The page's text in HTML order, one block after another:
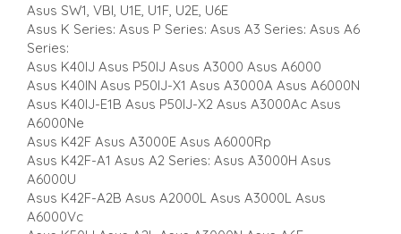
Asus SW1, VBI, U1E, U1F, U2E, U6E
Asus K Series: Asus P Series: Asus A3 Series: Asus A6
Series:
Asus K40IJ Asus P50IJ Asus A3000 Asus A6000
Asus K40IN Asus P50IJ-X1 Asus A3000A Asus A6000N
Asus K40IJ-E1B Asus P50IJ-X2 Asus A3000Ac Asus
A6000Ne
Asus K42F Asus A3000E Asus A6000Rp
Asus K42F-A1 Asus A2 Series: Asus A3000H Asus
A6000U
Asus K42F-A2B Asus A2000L Asus A3000L Asus
A6000Vc